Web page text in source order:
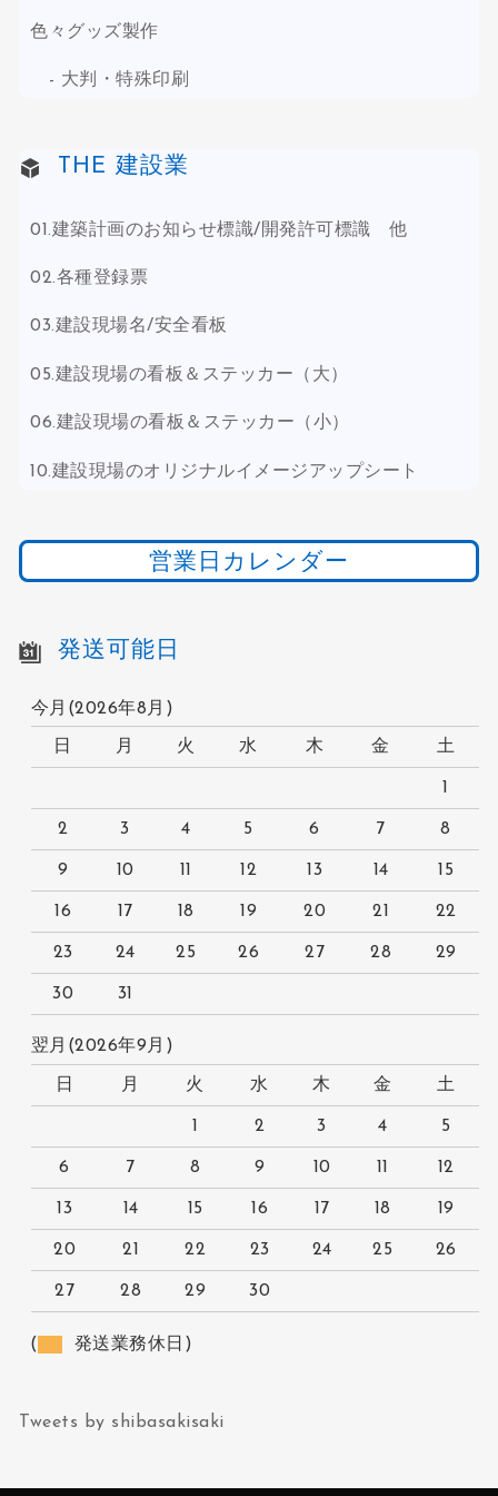
色々グッズ製作
大判・特殊印刷
THE 建設業
01.建築計画のお知らせ標識/開発許可標識 他
02.各種登録票
03.建設現場名/安全看板
05.建設現場の看板＆ステッカー（大）
06.建設現場の看板＆ステッカー（小）
10.建設現場のオリジナルイメージアップシート
営業日カレンダー
発送可能日
今月(2026年8月)
日 月 火 水 木 金 土
1
2 3 4 5 6 7 8
9 10 11 12 13 14 15
16 17 18 19 20 21 22
23 24 25 26 27 28 29
30 31
翌月(2026年9月)
日 月 火 水 木 金 土
1 2 3 4 5
6 7 8 9 10 11 12
13 14 15 16 17 18 19
20 21 22 23 24 25 26
27 28 29 30
( 発送業務休日)
Tweets by shibasakisaki